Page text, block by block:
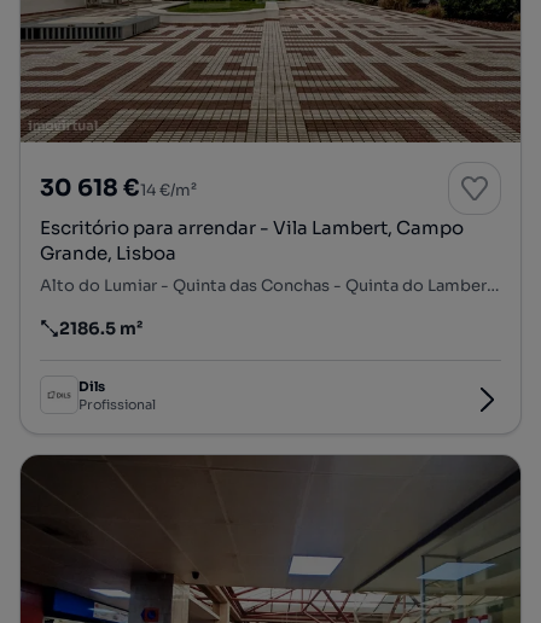
30 618 €14 €/m²
Escritório para arrendar - Vila Lambert, Campo
Grande, Lisboa
Alto do Lumiar - Quinta das Conchas - Quinta do Lambert, Lumiar, Lisboa, Lisboa
Preço por metro quadrado
2186.5 m²
Dils
Profissional